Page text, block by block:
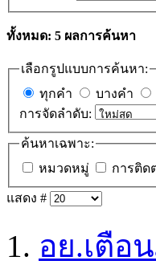
ทั้งหมด: 5 ผลการค้นหา
เลือกรูปแบบการค้นหา:
ทุกคำ
บางคำ
การจัดลำดับ:
ค้นหาเฉพาะ:
หมวดหมู่
การติด
แสดง #
1. อย.เตือ